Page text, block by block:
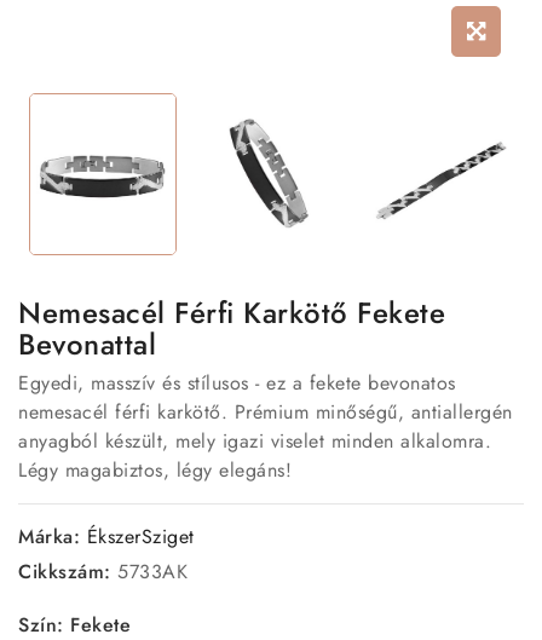
Nemesacél Férfi Karkötő Fekete
Bevonattal
Egyedi, masszív és stílusos - ez a fekete bevonatos
nemesacél férfi karkötő. Prémium minőségű, antiallergén
anyagból készült, mely igazi viselet minden alkalomra.
Légy magabiztos, légy elegáns!
Márka: ÉkszerSziget
Cikkszám: 5733AK
Szín: Fekete